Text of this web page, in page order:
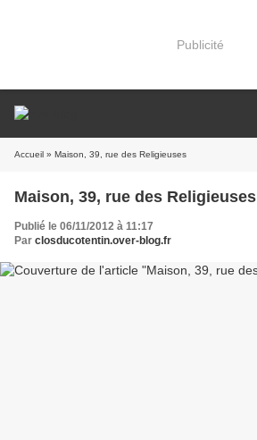
Publicité
Accueil » Maison, 39, rue des Religieuses
Maison, 39, rue des Religieuses
Publié le 06/11/2012 à 11:17
Par closducotentin.over-blog.fr